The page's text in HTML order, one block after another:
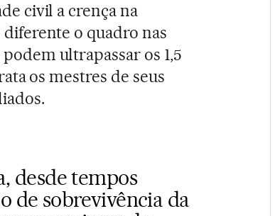
civil a crença na
o quadro nas
ultrapassar os 1,5
os mestres de seus
desde tempos
de sobrevivência da